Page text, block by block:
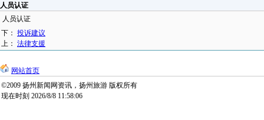
人员认证
人员认证
下： 投诉建议
上： 法律支援
网站首页
©2009 扬州新闻网资讯，扬州旅游 版权所有
现在时刻 2026/8/8 11:58:06